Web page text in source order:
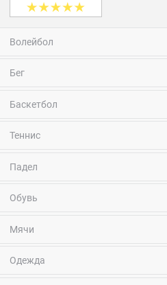
Волейбол
Бег
Баскетбол
Теннис
Падел
Обувь
Мячи
Одежда